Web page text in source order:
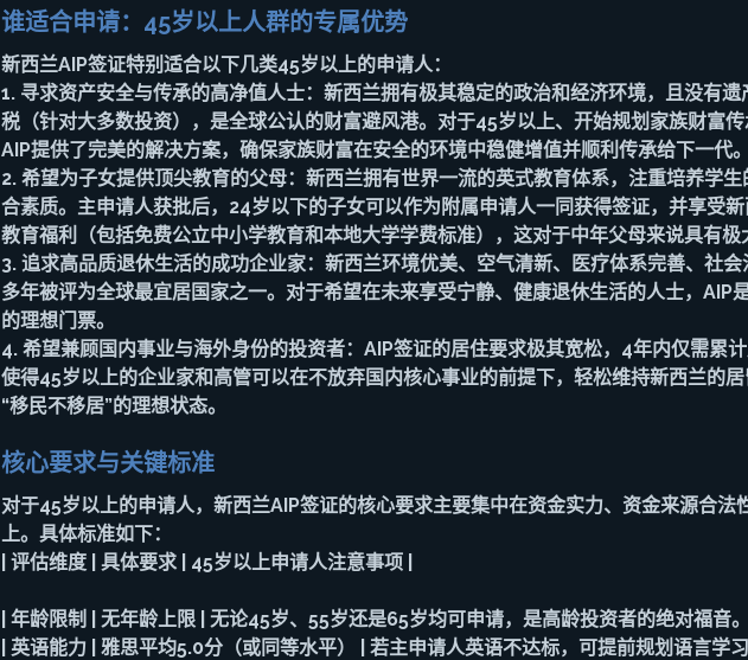
谁适合申请：45岁以上人群的专属优势
新西兰AIP签证特别适合以下几类45岁以上的申请人：
1. 寻求资产安全与传承的高净值人士：新西兰拥有极其稳定的政治和经济环境，且没有
税（针对大多数投资），是全球公认的财富避风港。对于45岁以上、开始规划家族财富传
AIP提供了完美的解决方案，确保家族财富在安全的环境中稳健增值并顺利传承给下一代。
2. 希望为子女提供顶尖教育的父母：新西兰拥有世界一流的英式教育体系，注重培养学
合素质。主申请人获批后，24岁以下的子女可以作为附属申请人一同获得签证，并享受
教育福利（包括免费公立中小学教育和本地大学学费标准），这对于中年父母来说具有极
3. 追求高品质退休生活的成功企业家：新西兰环境优美、空气清新、医疗体系完善、社
多年被评为全球最宜居国家之一。对于希望在未来享受宁静、健康退休生活的人士，AIP
的理想门票。
4. 希望兼顾国内事业与海外身份的投资者：AIP签证的居住要求极其宽松，4年内仅需累
使得45岁以上的企业家和高管可以在不放弃国内核心事业的前提下，轻松维持新西兰的
“移民不移居”的理想状态。
核心要求与关键标准
对于45岁以上的申请人，新西兰AIP签证的核心要求主要集中在资金实力、资金来源合法
上。具体标准如下：
| 评估维度 | 具体要求 | 45岁以上申请人注意事项 |
年龄限制 无年龄上限 | 无论45岁、55岁还是65岁均可申请，是高龄投资者的绝对福音。 |
英语能力 | 雅思平均5.0分（或同等水平） | 若主申请人英语不达标，可提前规划语言学